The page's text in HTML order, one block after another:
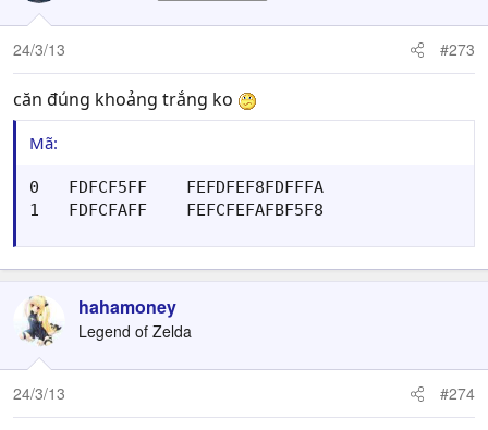
24/3/13 #273
căn đúng khoảng trắng ko
Mã:
0	FDFCF5FF	FEFDFEF8FDFFFA
1	FDFCFAFF	FEFCFEFAFBF5F8
hahamoney
Legend of Zelda
24/3/13 #274